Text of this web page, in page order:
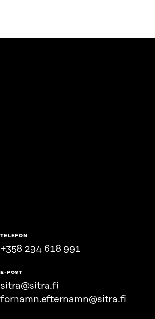
TELEFON
+358 294 618 991
E-POST
sitra@sitra.fi
fornamn.efternamn@sitra.fi